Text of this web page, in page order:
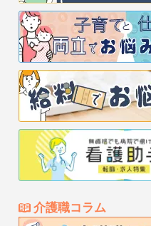
介護職コラム